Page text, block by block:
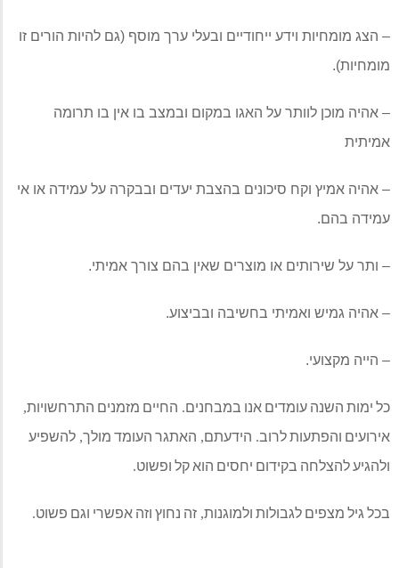
ייחודיים ובעלי ערך מוסף(גם להיות הורים זו
על האגו במקום ובמצב בו אין בו תרומה
בהצבת יעדים ובבקרה על עמידה או אי
מוצרים שאין בהם צורך אמיתי.
בחשיבה ובביצוע.
אנו במבחנים.החיים מזמנים התרחשויות
.הידעתם,האתגר העומד מולך ,להשפיע
יחסים הוא קל ופשוט .
ולמוגנות,זה נחוץ וזה אפשרי וגם פשוט .